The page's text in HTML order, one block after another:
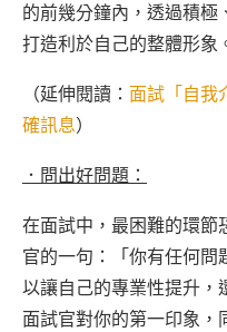
的前幾分鐘內，透過積極
打造利於自己的整體形象
（延伸閱讀： 面試「自我
確訊息）
．問出好問題：
在面試中，最困難的環節
官的一句：「你有任何問
以讓自己的專業性提升，
面試官對你的第一印象，